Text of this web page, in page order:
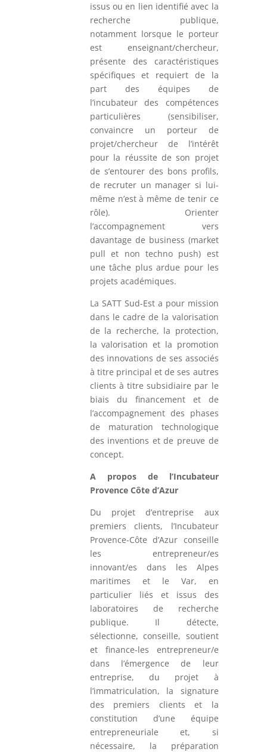
issus ou en lien identifié avec la
recherche publique,
notamment lorsque le porteur
est enseignant/chercheur,
présente des caractéristiques
spécifiques et requiert de la
part des équipes de
l’incubateur des compétences
particulières (sensibiliser,
convaincre un porteur de
projet/chercheur de l’intérêt
pour la réussite de son projet
de s’entourer des bons profils,
de recruter un manager si lui-
même n’est à même de tenir ce
rôle). Orienter
l’accompagnement vers
davantage de business (market
pull et non techno push) est
une tâche plus ardue pour les
projets académiques.
La SATT Sud-Est a pour mission
dans le cadre de la valorisation
de la recherche, la protection,
la valorisation et la promotion
des innovations de ses associés
à titre principal et de ses autres
clients à titre subsidiaire par le
biais du financement et de
l’accompagnement des phases
de maturation technologique
des inventions et de preuve de
concept.
A propos de l’Incubateur
Provence Côte d’Azur
Du projet d’entreprise aux
premiers clients, l’Incubateur
Provence-Côte d’Azur conseille
les entrepreneur/es
innovant/es dans les Alpes
maritimes et le Var, en
particulier liés et issus des
laboratoires de recherche
publique. Il détecte,
sélectionne, conseille, soutient
et finance-les entrepreneur/e
dans l’émergence de leur
entreprise, du projet à
l’immatriculation, la signature
des premiers clients et la
constitution d’une équipe
entrepreneuriale et, si
nécessaire, la préparation